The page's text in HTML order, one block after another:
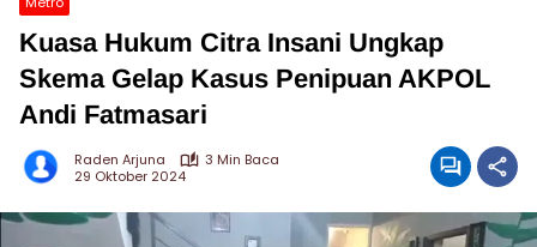
Kuasa Hukum Citra Insani Ungkap
Skema Gelap Kasus Penipuan AKPOL
Andi Fatmasari
Raden Arjuna
3 Min Baca
29 Oktober 2024